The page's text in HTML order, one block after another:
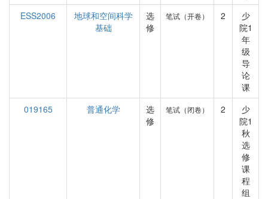
ESS2006
地球和空间科学
基础
选
修
笔试（开卷） 2
少
院1
年
级
导
论
课
019165
普通化学
选
修
笔试（闭卷） 2
少
院1
秋
选
修
课
程
组